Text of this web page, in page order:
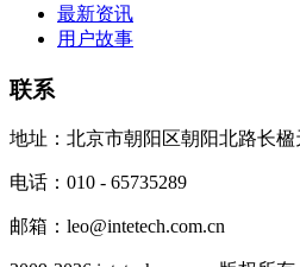
最新资讯
用户故事
联系
地址：北京市朝阳区朝阳北路长楹
电话：010 - 65735289
邮箱：leo@intetech.com.cn